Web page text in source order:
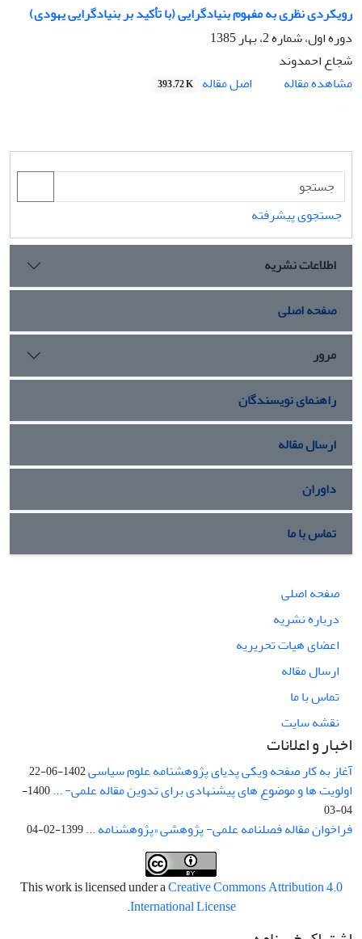
رویکردی نظری به مفهوم بنیادگرایی (با تأکید بر بنیادگرایی یهودی)
دوره اول، شماره 2، بهار 1385
شجاع احمدوند
مشاهده مقاله
اصل مقاله 393.72 K
جستجوی پیشرفته
اطلاعات نشریه
صفحه اصلی
مرور
راهنمای نویسندگان
ارسال مقاله
داوران
تماس با ما
صفحه اصلی
درباره نشریه
اعضای هیات تحریریه
ارسال مقاله
تماس با ما
نقشه سایت
اخبار و اعلانات
آغاز به کار صفحه ویکی پدیای پژوهشنامه علوم سیاسی1402-06-22
اولویت ها و موضوع های پیشنهادی برای تدوین مقاله علمی- ...
1400-
04-03
فراخوان مقاله فصلنامه علمی- پژوهشی «پژوهشنامه ...1399-02-04
This work is licensed under aCreative Commons Attribution 4.0
International License
.